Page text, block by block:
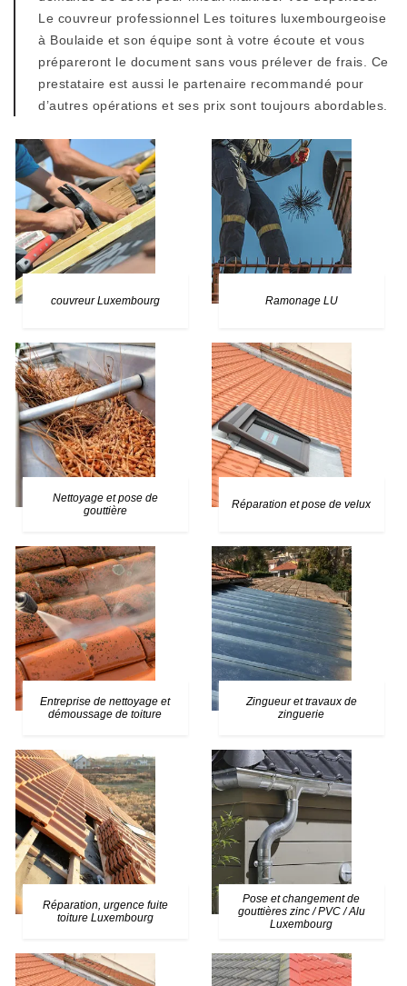
Le couvreur professionnel Les toitures luxembourgeoise
à Boulaide et son équipe sont à votre écoute et vous
prépareront le document sans vous prélever de frais. Ce
prestataire est aussi le partenaire recommandé pour
d’autres opérations et ses prix sont toujours abordables.
couvreur Luxembourg Ramonage LU
Nettoyage et pose de
gouttière
Réparation et pose de velux
Entreprise de nettoyage et
démoussage de toiture
Zingueur et travaux de
zinguerie
Réparation, urgence fuite
toiture Luxembourg
Pose et changement de
gouttières zinc / PVC / Alu
Luxembourg